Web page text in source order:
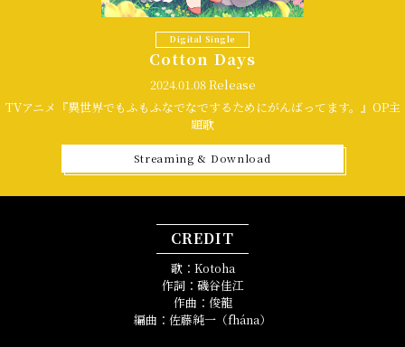
Digital Single
Cotton Days
2024.01.08 Release
TVアニメ『異世界でもふもふなでなでするためにがんばってます。』OP主
題歌
Streaming & Download
CREDIT
歌：Kotoha
作詞：磯谷佳江
作曲：俊龍
編曲：佐藤純一（fhána）